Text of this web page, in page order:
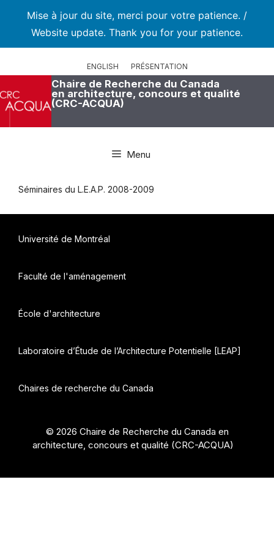
Mise à jour du site, merci pour votre patience. /
Website update. Thank you for your patience.
ENGLISH PRÉSENTATION
Chaire de Recherche du Canada
en architecture, concours et qualité
(CRC-ACQUA)
Menu
Séminaires du L.E.A.P. 2008-2009
Université de Montréal
Faculté de l'aménagement
École d'architecture
Laboratoire d’Étude de l’Architecture Potentielle [LEAP]
Chaires de recherche du Canada
© 2026 Chaire de Recherche du Canada en
architecture, concours et qualité (CRC-ACQUA)